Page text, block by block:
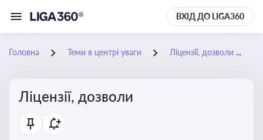
ВХІД ДО LIGA360
Головна Теми в центрі уваги Ліцензії, дозволи
Ліцензії, дозволи